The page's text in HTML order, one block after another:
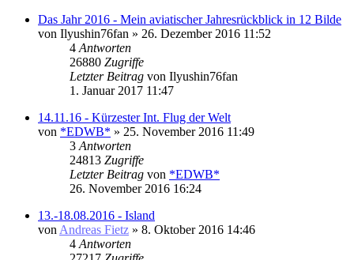
Das Jahr 2016 - Mein aviatischer Jahresrückblick in 12 Bilde
von Ilyushin76fan » 26. Dezember 2016 11:52
4 Antworten
26880 Zugriffe
Letzter Beitrag von Ilyushin76fan
1. Januar 2017 11:47
14.11.16 - Kürzester Int. Flug der Welt
von *EDWB* » 25. November 2016 11:49
3 Antworten
24813 Zugriffe
Letzter Beitrag von *EDWB*
26. November 2016 16:24
13.-18.08.2016 - Island
von Andreas Fietz » 8. Oktober 2016 14:46
4 Antworten